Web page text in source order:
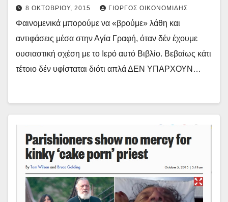
8 ΟΚΤΩΒΡΊΟΥ, 2015 ΓΙΏΡΓΟΣ ΟΙΚΟΝΟΜΊΔΗΣ
Φαινομενικά μπορούμε να «βρούμε» λάθη και
αντιφάσεις μέσα στην Αγία Γραφή, όταν δέν έχουμε
ουσιαστική σχέση με το Ιερό αυτό Βιβλίο. Βεβαίως κάτι
τέτοιο δέν υφίσταται διότι απλά ΔΕΝ ΥΠΑΡΧΟΥΝ…